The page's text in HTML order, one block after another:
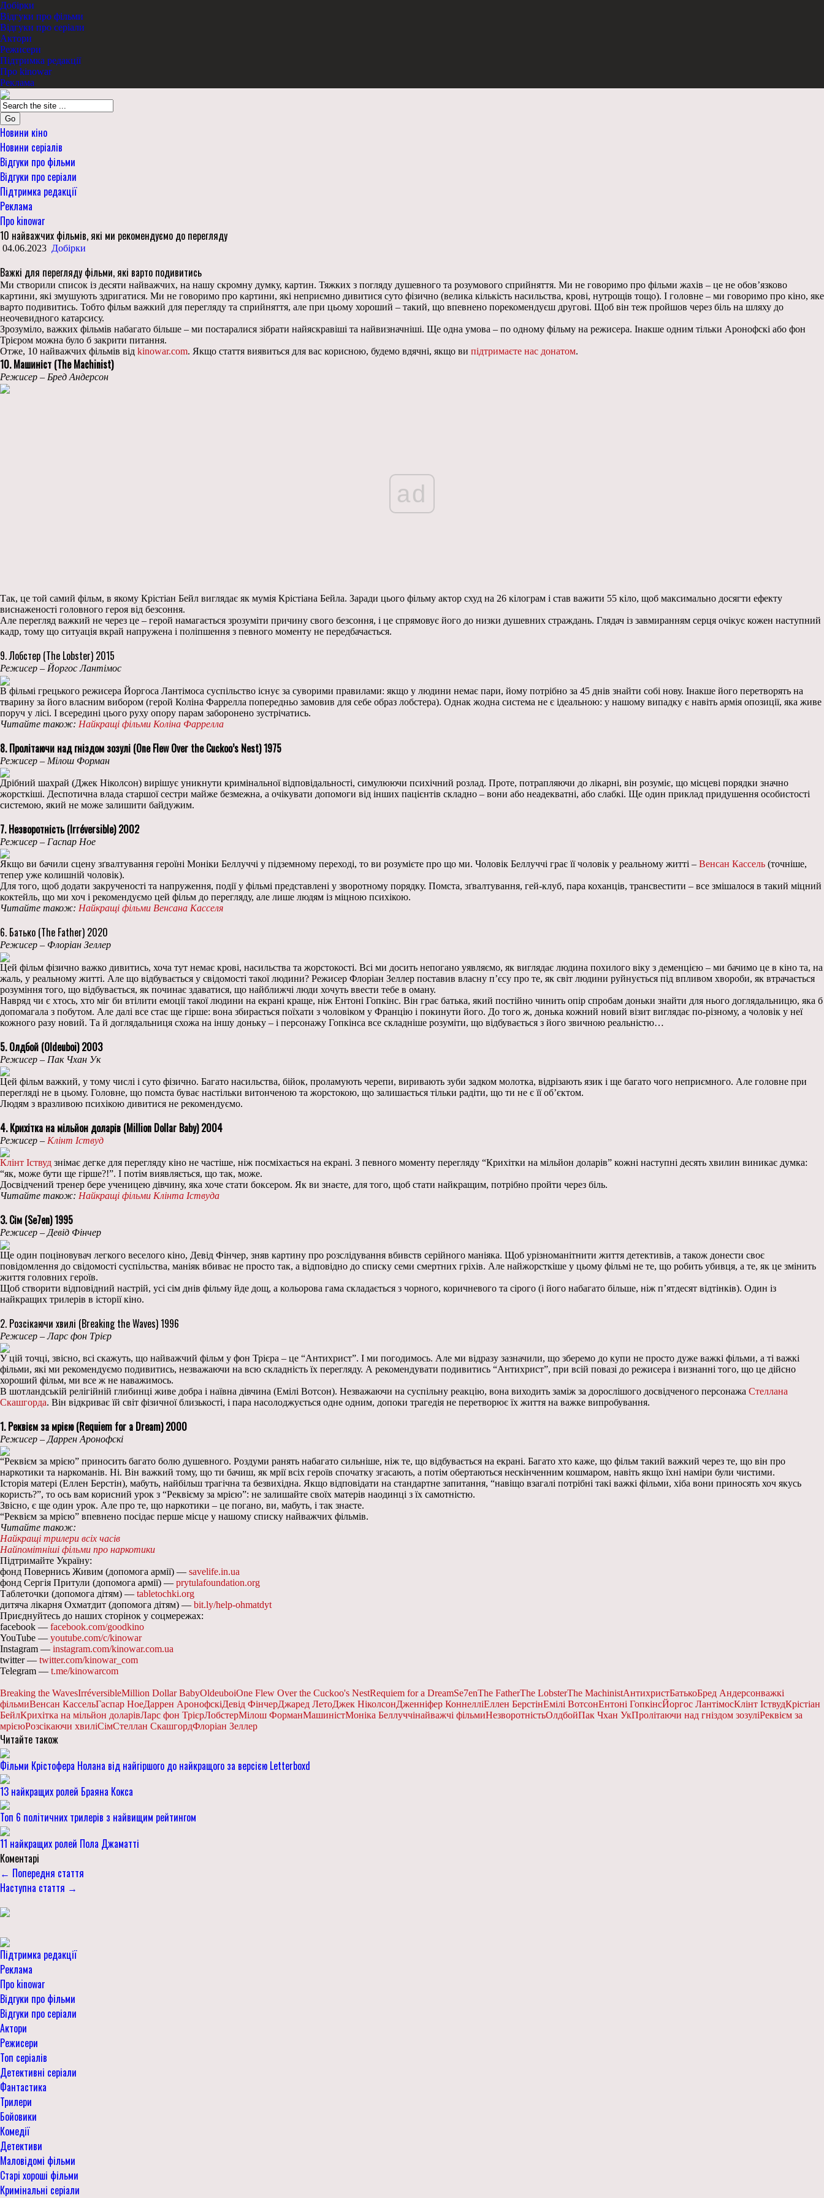
Добірки
Відгуки про фільми
Відгуки про серіали
Актори
Режисери
Підтримка редакції
Про kinowar
Реклама
Go
Новини кіно
Новини серіалів
Відгуки про фільми
Відгуки про серіали
Підтримка редакції
Реклама
Про kinowar
10 найважчих фільмів, які ми рекомендуємо до перегляду
04.06.2023 Добірки
Важкі для перегляду фільми, які варто подивитись
Ми створили список із десяти найважчих, на нашу скромну думку, картин. Тяжких з погляду душевного та розумового сприйняття. Ми не говоримо про фільми жахів – це не обов’язково
картини, які змушують здригатися. Ми не говоримо про картини, які неприємно дивитися суто фізично (велика кількість насильства, крові, нутрощів тощо). І головне – ми говоримо про кіно, яке
варто подивитись. Тобто фільм важкий для перегляду та сприйняття, але при цьому хороший – такий, що впевнено порекомендуєш другові. Щоб він теж пройшов через біль на шляху до
неочевидного катарсису.
Зрозуміло, важких фільмів набагато більше – ми постаралися зібрати найяскравіші та найвизначніші. Ще одна умова – по одному фільму на режисера. Інакше одним тільки Аронофскі або фон
Трієром можна було б закрити питання.
Отже, 10 найважчих фільмів від kinowar.com. Якщо стаття виявиться для вас корисною, будемо вдячні, якщо ви підтримаєте нас донатом.
10. Машиніст (The Machinist)
Режисер – Бред Андерсон
ad
Так, це той самий фільм, в якому Крістіан Бейл виглядає як мумія Крістіана Бейла. Заради цього фільму актор схуд на 26 кілограм і став важити 55 кіло, щоб максимально досягти ефекту
виснаженості головного героя від безсоння.
Але перегляд важкий не через це – герой намагається зрозуміти причину свого безсоння, і це спрямовує його до низки душевних страждань. Глядач із завмиранням серця очікує кожен наступний
кадр, тому що ситуація вкрай напружена і поліпшення з певного моменту не передбачається.
9. Лобстер (The Lobster) 2015
Режисер – Йоргос Лантімос
В фільмі грецького режисера Йоргоса Лантімоса суспільство існує за суворими правилами: якщо у людини немає пари, йому потрібно за 45 днів знайти собі нову. Інакше його перетворять на
тварину за його власним вибором (герой Коліна Фаррелла попередньо замовив для себе образ лобстера). Однак жодна система не є ідеальною: у нашому випадку є навіть армія опозиції, яка живе
поруч у лісі. І всередині цього руху опору парам заборонено зустрічатись.
Читайте також: Найкращі фільми Коліна Фаррелла
8. Пролітаючи над гніздом зозулі (One Flew Over the Cuckoo’s Nest) 1975
Режисер – Мілош Форман
Дрібний шахрай (Джек Ніколсон) вирішує уникнути кримінальної відповідальності, симулюючи психічний розлад. Проте, потрапляючи до лікарні, він розуміє, що місцеві порядки значно
жорсткіші. Деспотична влада старшої сестри майже безмежна, а очікувати допомоги від інших пацієнтів складно – вони або неадекватні, або слабкі. Ще один приклад придушення особистості
системою, який не може залишити байдужим.
7. Незворотність (Irréversible) 2002
Режисер – Гаспар Ное
Якщо ви бачили сцену зґвалтування героїні Моніки Беллуччі у підземному переході, то ви розумієте про що ми. Чоловік Беллуччі грає її чоловік у реальному житті – Венсан Кассель (точніше,
тепер уже колишній чоловік).
Для того, щоб додати закрученості та напруження, події у фільмі представлені у зворотному порядку. Помста, зґвалтування, гей-клуб, пара коханців, трансвестити – все змішалося в такий міцний
коктейль, що ми хоч і рекомендуємо цей фільм до перегляду, але лише людям із міцною психікою.
Читайте також: Найкращі фільми Венсана Касселя
6. Батько (The Father) 2020
Режисер – Флоріан Зеллер
Цей фільм фізично важко дивитись, хоча тут немає крові, насильства та жорстокості. Всі ми досить непогано уявляємо, як виглядає людина похилого віку з деменцією – ми бачимо це в кіно та, на
жаль, у реальному житті. Але що відбувається у свідомості такої людини? Режисер Флоріан Зеллер поставив власну п’єсу про те, як світ людини руйнується під впливом хвороби, як втрачається
розуміння того, що відбувається, як починає здаватися, що найближчі люди хочуть ввести тебе в оману.
Навряд чи є хтось, хто міг би втілити емоції такої людини на екрані краще, ніж Ентоні Гопкінс. Він грає батька, який постійно чинить опір спробам доньки знайти для нього доглядальницю, яка б
допомагала з побутом. Але далі все стає ще гірше: вона збирається поїхати з чоловіком у Францію і покинути його. До того ж, донька кожний новий візит виглядає по-різному, а чоловік у неї
кожного разу новий. Та й доглядальниця схожа на іншу доньку – і персонажу Гопкінса все складніше розуміти, що відбувається з його звичною реальністю…
5. Олдбой (Oldeuboi) 2003
Режисер – Пак Чхан Ук
Цей фільм важкий, у тому числі і суто фізично. Багато насильства, бійок, проламують черепи, виривають зуби задком молотка, відрізають язик і ще багато чого неприємного. Але головне при
перегляді не в цьому. Головне, що помста буває настільки витонченою та жорстокою, що залишається тільки радіти, що ти не є її об’єктом.
Людям з вразливою психікою дивитися не рекомендуємо.
4. Крихітка на мільйон доларів (Million Dollar Baby) 2004
Режисер – Клінт Іствуд
Клінт Іствуд знімає дегке для перегляду кіно не частіше, ніж посміхається на екрані. З певного моменту перегляду “Крихітки на мільйон доларів” кожні наступні десять хвилин виникає думка:
“як, може бути ще гірше?!”. І потім виявляється, що так, може.
Досвідчений тренер бере ученицею дівчину, яка хоче стати боксером. Як ви знаєте, для того, щоб стати найкращим, потрібно пройти через біль.
Читайте також: Найкращі фільми Клінта Іствуда
3. Сім (Se7en) 1995
Режисер – Девід Фінчер
Ще один поціновувач легкого веселого кіно, Девід Фінчер, зняв картину про розслідування вбивств серійного маніяка. Щоб урізноманітнити життя детективів, а також донести своє
повідомлення до свідомості суспільства, маніяк вбиває не просто так, а відповідно до списку семи смертних гріхів. Але найжорсткіше у цьому фільмі не те, що робить убивця, а те, як це змінить
життя головних героїв.
Щоб створити відповідний настрій, усі сім днів фільму йде дощ, а кольорова гама складається з чорного, коричневого та сірого (і його набагато більше, ніж п’ятдесят відтінків). Один із
найкращих трилерів в історії кіно.
2. Розсікаючи хвилі (Breaking the Waves) 1996
Режисер – Ларс фон Трієр
У цій точці, звісно, всі скажуть, що найважчий фільм у фон Трієра – це “Антихрист”. І ми погодимось. Але ми відразу зазначили, що зберемо до купи не просто дуже важкі фільми, а ті важкі
фільми, які ми рекомендуємо подивитись, незважаючи на всю складність їх перегляду. А рекомендувати подивитись “Антихрист”, при всій повазі до режисера і визнанні того, що це дійсно
хороший фільм, ми все ж не наважимось.
В шотландській релігійній глибинці живе добра і наївна дівчина (Емілі Вотсон). Незважаючи на суспільну реакцію, вона виходить заміж за дорослішого досвідченого персонажа Стеллана
Скашгорда. Він відкриває їй світ фізичної близькості, і пара насолоджується одне одним, допоки трагедія не перетворює їх життя на важке випробування.
1. Реквієм за мрією (Requiem for a Dream) 2000
Режисер – Даррен Аронофскі
“Реквієм за мрією” приносить багато болю душевного. Роздуми ранять набагато сильніше, ніж те, що відбувається на екрані. Багато хто каже, що фільм такий важкий через те, що він про
наркотики та наркоманів. Ні. Він важкий тому, що ти бачиш, як мрії всіх героїв спочатку згасають, а потім обертаються нескінченним кошмаром, навіть якщо їхні наміри були чистими.
Історія матері (Еллен Берстін), мабуть, найбільш трагічна та безвихідна. Якщо відповідати на стандартне запитання, “навіщо взагалі потрібні такі важкі фільми, хіба вони приносять хоч якусь
користь?”, то ось вам корисний урок з “Реквієму за мрією”: не залишайте своїх матерів наодинці з їх самотністю.
Звісно, є ще один урок. Але про те, що наркотики – це погано, ви, мабуть, і так знаєте.
“Реквієм за мрією” впевнено посідає перше місце у нашому списку найважчих фільмів.
Читайте також:
Найкращі трилери всіх часів
Найпомітніші фільми про наркотики
Підтримайте Україну:
фонд Повернись Живим (допомога армії) — savelife.in.ua
фонд Сергія Притули (допомога армії) — prytulafoundation.org
Таблеточки (допомога дітям) — tabletochki.org
дитяча лікарня Охматдит (допомога дітям) — bit.ly/help-ohmatdyt
Приєднуйтесь до наших сторінок у соцмережах:
facebook — facebook.com/goodkino
YouTube — youtube.com/c/kinowar
Instagram — instagram.com/kinowar.com.ua
twitter — twitter.com/kinowar_com
Telegram — t.me/kinowarcom
Breaking the WavesIrréversibleMillion Dollar BabyOldeuboiOne Flew Over the Cuckoo's NestRequiem for a DreamSe7enThe FatherThe LobsterThe MachinistАнтихристБатькоБред Андерсонважкі
фільмиВенсан КассельГаспар НоеДаррен АронофскіДевід ФінчерДжаред ЛетоДжек НіколсонДженніфер КоннелліЕллен БерстінЕмілі ВотсонЕнтоні ГопкінсЙоргос ЛантімосКлінт ІствудКрістіан
БейлКрихітка на мільйон доларівЛарс фон ТрієрЛобстерМілош ФорманМашиністМоніка Беллуччінайважчі фільмиНезворотністьОлдбойПак Чхан УкПролітаючи над гніздом зозуліРеквієм за
мрієюРозсікаючи хвиліСімСтеллан СкашгордФлоріан Зеллер
Читайте також
Фільми Крістофера Нолана від найгіршого до найкращого за версією Letterboxd
13 найкращих ролей Браяна Кокса
Топ 6 політичних трилерів з найвищим рейтингом
11 найкращих ролей Пола Джаматті
Коментарі
← Попередня стаття
Наступна стаття →
Підтримка редакції
Реклама
Про kinowar
Відгуки про фільми
Відгуки про серіали
Актори
Режисери
Топ серіалів
Детективні серіали
Фантастика
Трилери
Бойовики
Комедії
Детективи
Маловідомі фільми
Старі хороші фільми
Кримінальні серіали